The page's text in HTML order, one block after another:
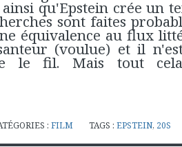
qu'Epstein crée un
sont faites
équivalence au flux
(voulue) et il
le fil. Mais tout cela
:FILM TAGS :EPSTEIN, 20S